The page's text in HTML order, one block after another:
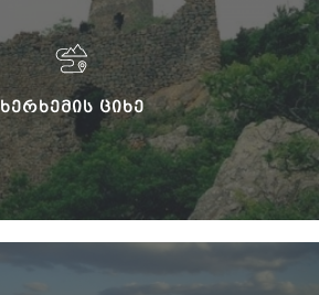
ᲮᲔᲠᲮᲔᲛᲘᲡ ᲪᲘᲮᲔ